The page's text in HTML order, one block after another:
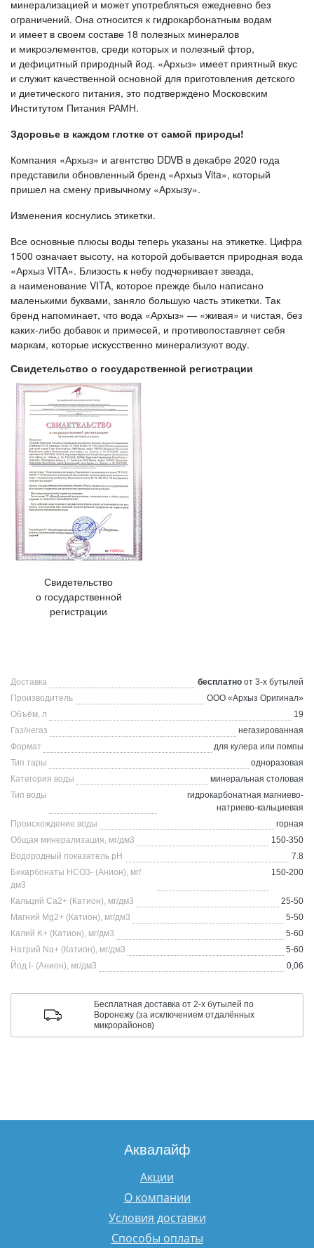
минерализацией и может употребляться ежедневно без
ограничений. Она относится к гидрокарбонатным водам
и имеет в своем составе 18 полезных минералов
и микроэлементов, среди которых и полезный фтор,
и дефицитный природный йод. «Архыз» имеет приятный вкус
и служит качественной основной для приготовления детского
и диетического питания, это подтверждено Московским
Институтом Питания РАМН.
Здоровье в каждом глотке от самой природы!
Компания «Архыз» и агентство DDVB в декабре 2020 года
представили обновленный бренд «Архыз Vita», который
пришел на смену привычному «Архызу».
Изменения коснулись этикетки.
Все основные плюсы воды теперь указаны на этикетке. Цифра
1500 означает высоту, на которой добывается природная вода
«Архыз VITA». Близость к небу подчеркивает звезда,
а наименование VITA, которое прежде было написано
маленькими буквами, заняло большую часть этикетки. Так
бренд напоминает, что вода «Архыз» — «живая» и чистая, без
каких-либо добавок и примесей, и противопоставляет себя
маркам, которые искусственно минерализуют воду.
Свидетельство о государственной регистрации
Свидетельство
о государственной
регистрации
Доставка бесплатно от 3-х бутылей
Производитель
ООО «Архыз Оригинал»
Объём, л
19
Газ/негаз
негазированная
Формат
для кулера или помпы
Тип тары
одноразовая
Категория воды
минеральная столовая
Тип воды
гидрокарбонатная магниево-
натриево-кальциевая
Происхождение воды
горная
Общая минерализация, мг/дм3
150-350
Водородный показатель pH
7.8
Бикарбонаты HCO3- (Анион), мг/
дм3
150-200
Кальций Ca2+ (Катион), мг/дм3
25-50
Магний Mg2+ (Катион), мг/дм3
5-50
Калий K+ (Катион), мг/дм3
5-60
Натрий Na+ (Катион), мг/дм3
5-60
Йод I- (Анион), мг/дм3
0,06
Бесплатная доставка от 2-х бутылей по
Воронежу (за исключением отдалённых
микрорайонов)
Аквалайф
Акции
О компании
Условия доставки
Способы оплаты